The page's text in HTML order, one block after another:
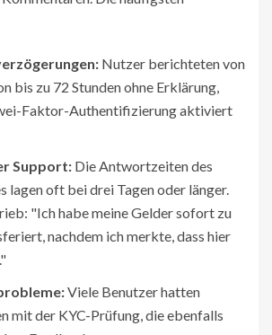
Nutzer berichteten von
bis zu 72 Stunden ohne Erklärung,
Faktor-Authentifizierung aktiviert
Support: Die Antwortzeiten des
lagen oft bei drei Tagen oder länger.
"Ich habe meine Gelder sofort zu
nachdem ich merkte, dass hier
Viele Benutzer hatten
mit der KYC-Prüfung, die ebenfalls